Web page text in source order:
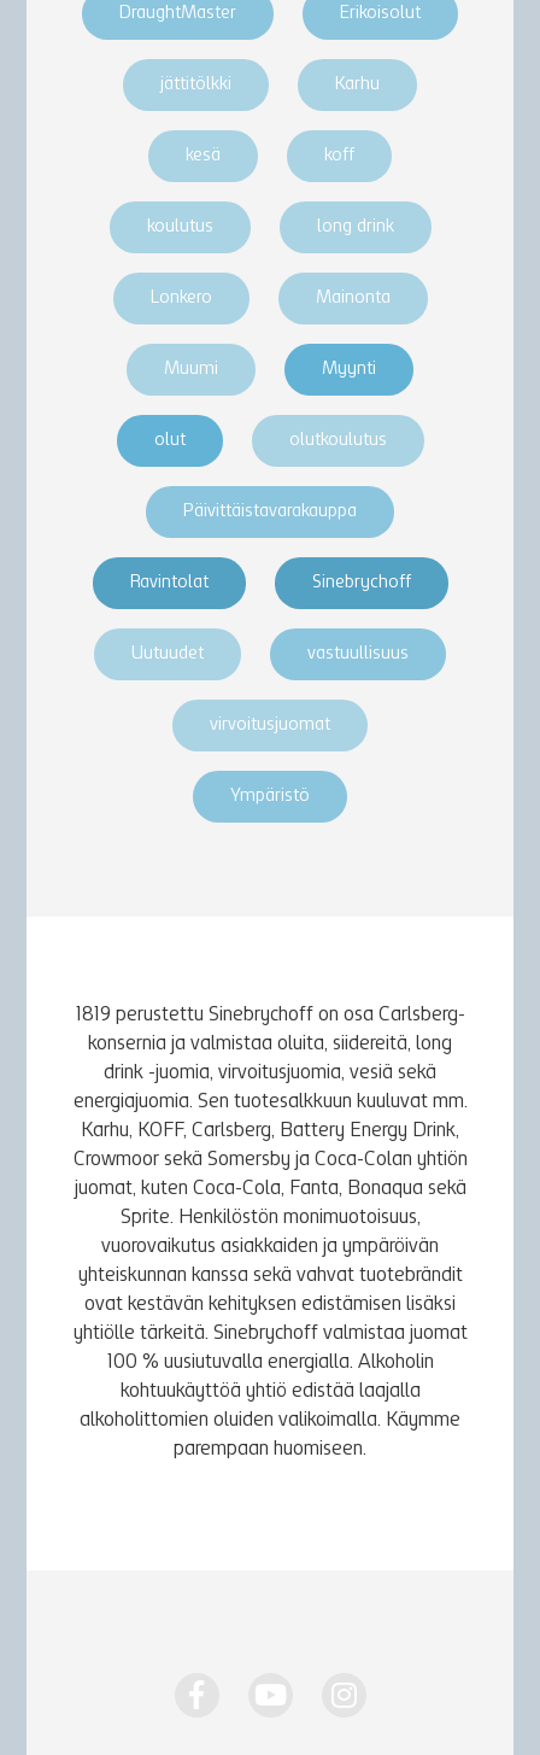
DraughtMaster Erikoisolut
jättitölkki Karhu
kesä koff
koulutus long drink
Lonkero Mainonta
Muumi Myynti
olut olutkoulutus
Päivittäistavarakauppa
Ravintolat Sinebrychoff
Uutuudet vastuullisuus
virvoitusjuomat
Ympäristö
1819 perustettu Sinebrychoff on osa Carlsberg-
konsernia ja valmistaa oluita, siidereitä, long
drink -juomia, virvoitusjuomia, vesiä sekä
energiajuomia. Sen tuotesalkkuun kuuluvat mm.
Karhu, KOFF, Carlsberg, Battery Energy Drink,
Crowmoor sekä Somersby ja Coca-Colan yhtiön
juomat, kuten Coca-Cola, Fanta, Bonaqua sekä
Sprite. Henkilöstön monimuotoisuus,
vuorovaikutus asiakkaiden ja ympäröivän
yhteiskunnan kanssa sekä vahvat tuotebrändit
ovat kestävän kehityksen edistämisen lisäksi
yhtiölle tärkeitä. Sinebrychoff valmistaa juomat
100 % uusiutuvalla energialla. Alkoholin
kohtuukäyttöä yhtiö edistää laajalla
alkoholittomien oluiden valikoimalla. Käymme
parempaan huomiseen.